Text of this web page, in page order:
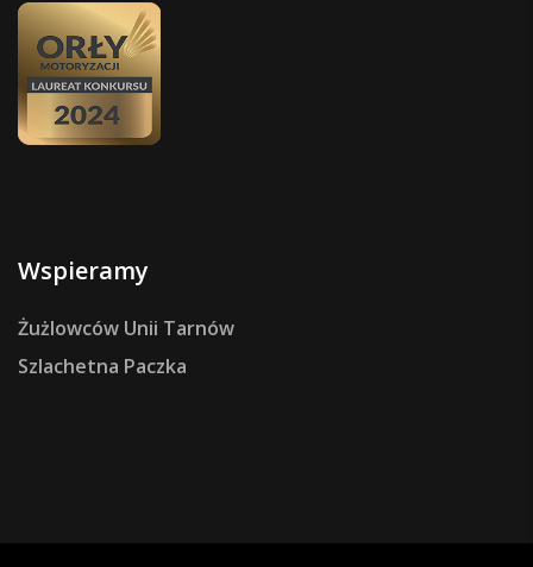
Wspieramy
Żużlowców Unii Tarnów
Szlachetna Paczka